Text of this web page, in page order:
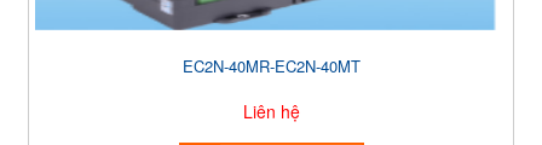
EC2N-40MR-EC2N-40MT
Liên hệ